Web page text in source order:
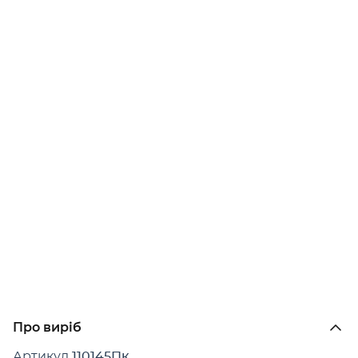
Про виріб